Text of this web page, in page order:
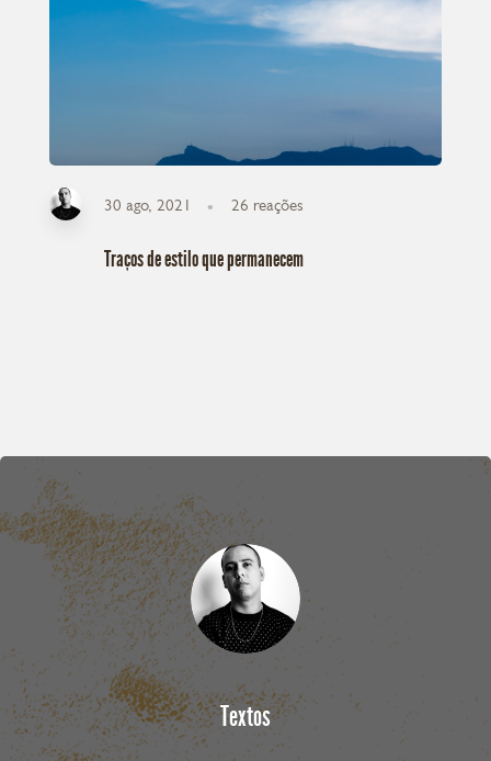
30 ago, 2021 26 reações
Traços de estilo que permanecem
Textos